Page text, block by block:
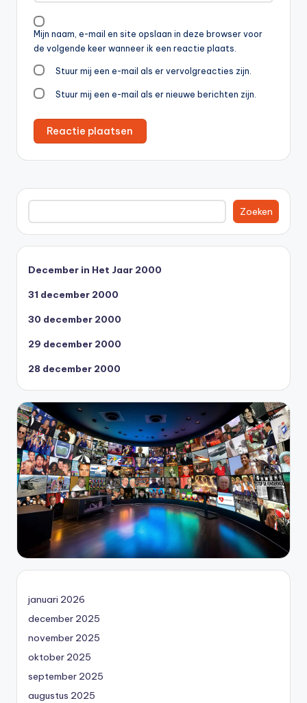
Mijn naam, e-mail en site opslaan in deze browser voor
de volgende keer wanneer ik een reactie plaats.
Stuur mij een e-mail als er vervolgreacties zijn.
Stuur mij een e-mail als er nieuwe berichten zijn.
Zoeken
Zoeken
December in Het Jaar 2000
31 december 2000
30 december 2000
29 december 2000
28 december 2000
januari 2026
december 2025
november 2025
oktober 2025
september 2025
augustus 2025